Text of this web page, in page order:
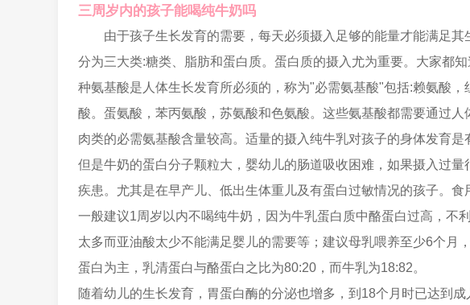
三周岁内的孩子能喝纯牛奶吗
由于孩子生长发育的需要，每天必须摄入足够的能量才能满足
分为三大类:糖类、脂肪和蛋白质。蛋白质的摄入尤为重要。大家都
种氨基酸是人体生长发育所必须的，称为"必需氨基酸"包括:赖氨酸
酸。蛋氨酸，苯丙氨酸，苏氨酸和色氨酸。这些氨基酸都需要通过
肉类的必需氨基酸含量较高。适量的摄入纯牛乳对孩子的身体发育是
但是牛奶的蛋白分子颗粒大，婴幼儿的肠道吸收困难，如果摄入过
疾患。尤其是在早产儿、低出生体重儿及有蛋白过敏情况的孩子。食
一般建议1周岁以内不喝纯牛奶，因为牛乳蛋白质中酪蛋白过高，不
太多而亚油酸太少不能满足婴儿的需要等；建议母乳喂养至少6个月
蛋白为主，乳清蛋白与酪蛋白之比为80:20，而牛乳为18:82。
随着幼儿的生长发育，胃蛋白酶的分泌也增多，到18个月时已达到